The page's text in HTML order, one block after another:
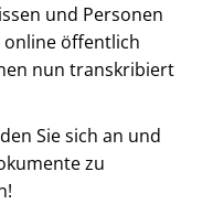
und Personen
online öffentlich
nun transkribiert
Sie sich an und
zu